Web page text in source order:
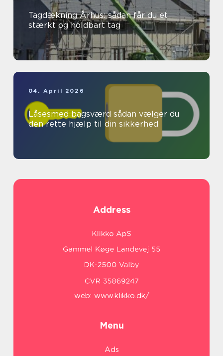
Tagdækning Århus: sådan får du et
stærkt og holdbart tag
04. April 2026
Låsesmed bagsværd sådan vælger du
den rette hjælp til din sikkerhed
Address
web: www.klikko.dk/
Menu
Ads